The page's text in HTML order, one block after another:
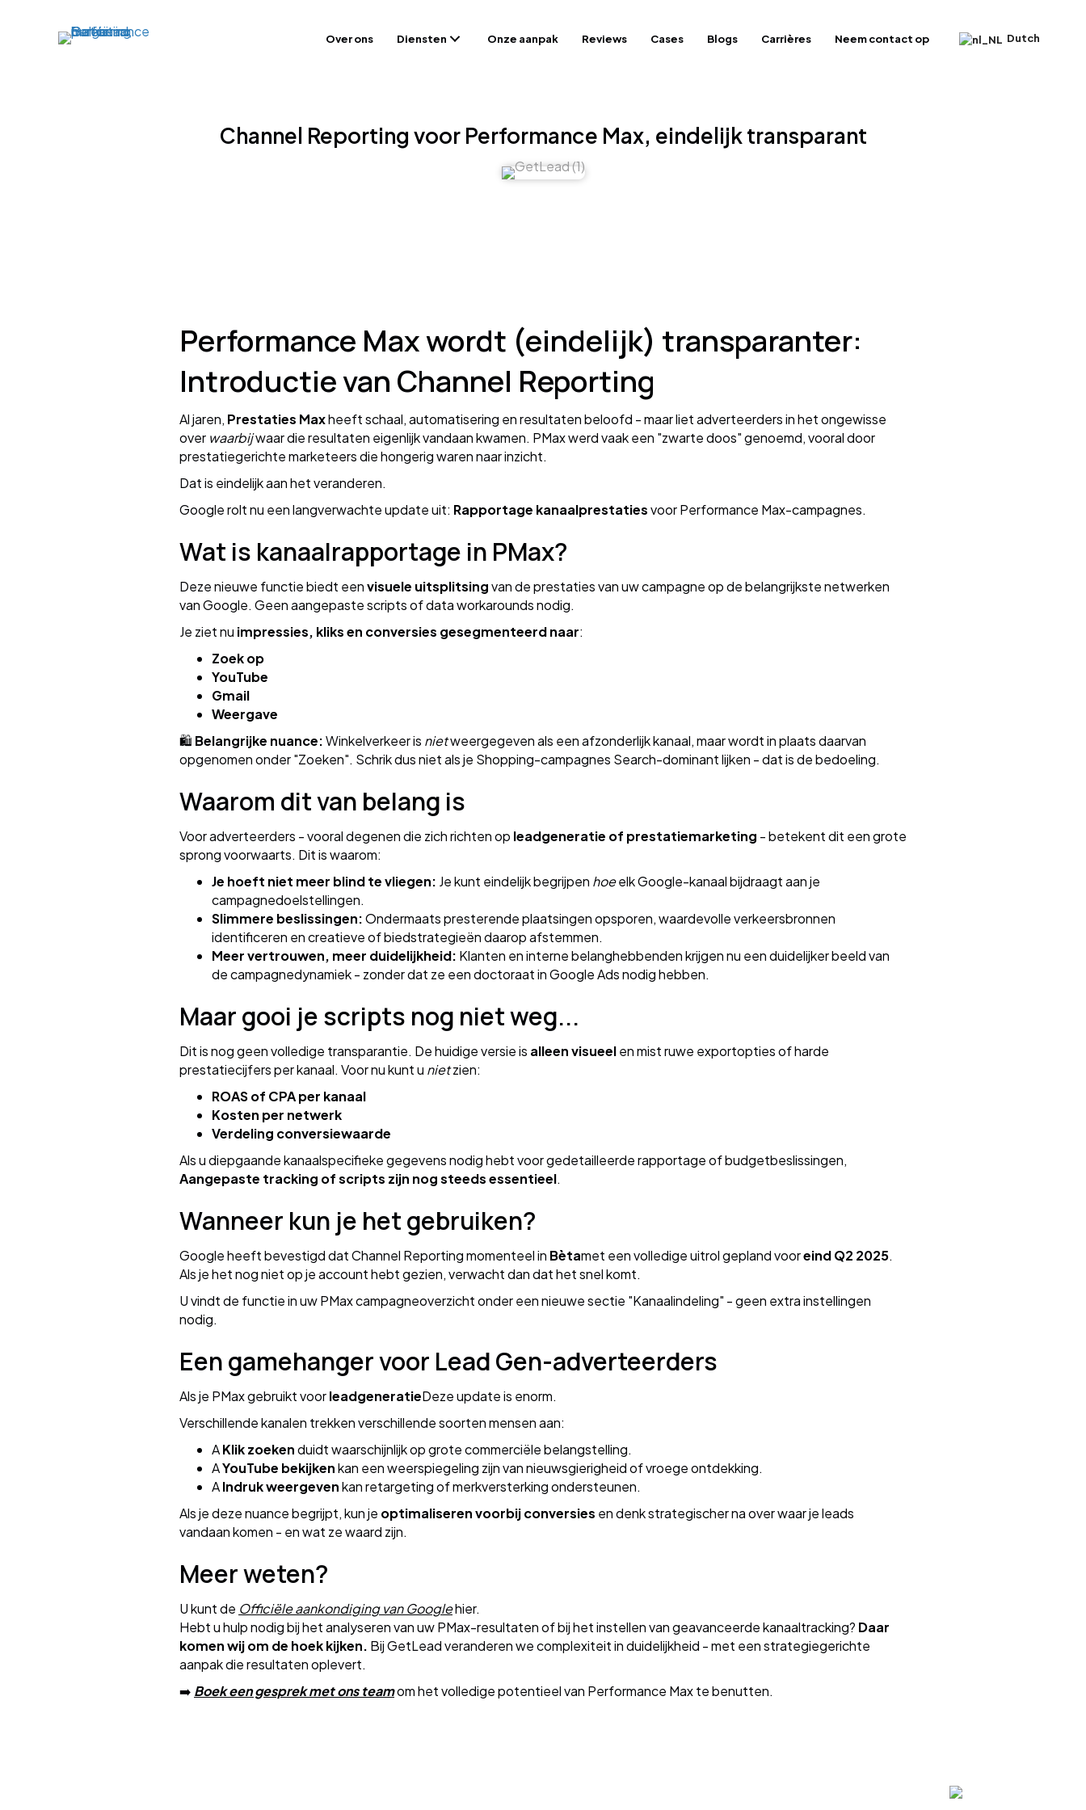
Over ons Diensten Onze aanpak Reviews Cases Blogs Carrières Neem contact op Dutch
Channel Reporting voor Performance Max, eindelijk transparant
Performance Max wordt (eindelijk) transparanter:
Introductie van Channel Reporting
Al jaren, Prestaties Maxheeft schaal, automatisering en resultaten beloofd - maar liet adverteerders in het ongewisse
over waarbijwaar die resultaten eigenlijk vandaan kwamen. PMax werd vaak een "zwarte doos" genoemd, vooral door
prestatiegerichte marketeers die hongerig waren naar inzicht.
Dat is eindelijk aan het veranderen.
Google rolt nu een langverwachte update uit: Rapportage kanaalprestatiesvoor Performance Max-campagnes.
Wat is kanaalrapportage in PMax?
Deze nieuwe functie biedt eenvisuele uitsplitsingvan de prestaties van uw campagne op de belangrijkste netwerken
van Google. Geen aangepaste scripts of data workarounds nodig.
Je ziet nu impressies, kliks en conversies gesegmenteerd naar:
Zoek op
YouTube
Gmail
Weergave
🛍️ Belangrijke nuance:Winkelverkeer is nietweergegeven als een afzonderlijk kanaal, maar wordt in plaats daarvan
opgenomen onder "Zoeken". Schrik dus niet als je Shopping-campagnes Search-dominant lijken - dat is de bedoeling.
Waarom dit van belang is
Voor adverteerders - vooral degenen die zich richten op leadgeneratie of prestatiemarketing - betekent dit een grote
sprong voorwaarts. Dit is waarom:
Je hoeft niet meer blind te vliegen: Je kunt eindelijk begrijpen hoeelk Google-kanaal bijdraagt aan je
campagnedoelstellingen.
Slimmere beslissingen:Ondermaats presterende plaatsingen opsporen, waardevolle verkeersbronnen
identificeren en creatieve of biedstrategieën daarop afstemmen.
Meer vertrouwen, meer duidelijkheid: Klanten en interne belanghebbenden krijgen nu een duidelijker beeld van
de campagnedynamiek - zonder dat ze een doctoraat in Google Ads nodig hebben.
Maar gooi je scripts nog niet weg...
Dit is nog geen volledige transparantie. De huidige versie is alleen visueelen mist ruwe exportopties of harde
prestatiecijfers per kanaal. Voor nu kunt u nietzien:
ROAS of CPA per kanaal
Kosten per netwerk
Verdeling conversiewaarde
Als u diepgaande kanaalspecifieke gegevens nodig hebt voor gedetailleerde rapportage of budgetbeslissingen,
Aangepaste tracking of scripts zijn nog steeds essentieel.
Wanneer kun je het gebruiken?
Google heeft bevestigd dat Channel Reporting momenteel in Bètamet een volledige uitrol gepland vooreind Q2 2025.
Als je het nog niet op je account hebt gezien, verwacht dan dat het snel komt.
U vindt de functie in uw PMax campagneoverzicht onder een nieuwe sectie "Kanaalindeling" - geen extra instellingen
nodig.
Een gamehanger voor Lead Gen-adverteerders
Als je PMax gebruikt voorleadgeneratieDeze update is enorm.
Verschillende kanalen trekken verschillende soorten mensen aan:
AKlik zoekenduidt waarschijnlijk op grote commerciële belangstelling.
AYouTube bekijkenkan een weerspiegeling zijn van nieuwsgierigheid of vroege ontdekking.
AIndruk weergevenkan retargeting of merkversterking ondersteunen.
Als je deze nuance begrijpt, kun je optimaliseren voorbij conversies en denk strategischer na over waar je leads
vandaan komen - en wat ze waard zijn.
Meer weten?
U kunt de Officiële aankondiging van Googlehier.
Hebt u hulp nodig bij het analyseren van uw PMax-resultaten of bij het instellen van geavanceerde kanaaltracking? Daar
komen wij om de hoek kijken. Bij GetLead veranderen we complexiteit in duidelijkheid - met een strategiegerichte
aanpak die resultaten oplevert.
➡️ Boek een gesprek met ons teamom het volledige potentieel van Performance Max te benutten.